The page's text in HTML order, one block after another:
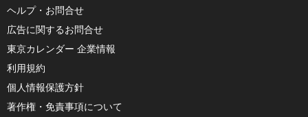
ヘルプ・お問合せ
広告に関するお問合せ
東京カレンダー 企業情報
利用規約
個人情報保護方針
著作権・免責事項について